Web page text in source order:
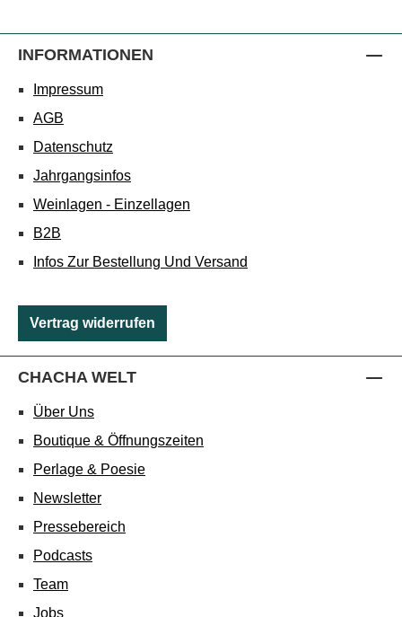
INFORMATIONEN
Impressum
AGB
Datenschutz
Jahrgangsinfos
Weinlagen - Einzellagen
B2B
Infos Zur Bestellung Und Versand
Vertrag widerrufen
CHACHA WELT
Über Uns
Boutique & Öffnungszeiten
Perlage & Poesie
Newsletter
Pressebereich
Podcasts
Team
Jobs